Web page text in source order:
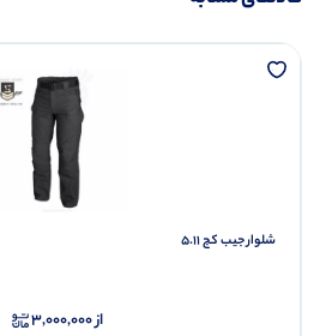
شلوار جیب کج ۵.۱۱
از3,000,000